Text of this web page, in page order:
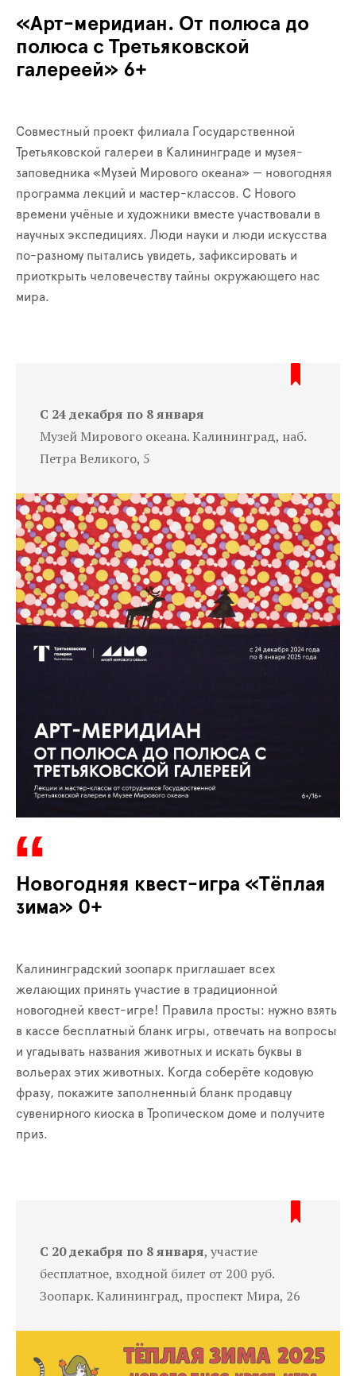
«Арт-меридиан. От полюса до
полюса с Третьяковской
галереей» 6+
Совместный проект филиала Государственной
Третьяковской галереи в Калининграде и музея-
заповедника «Музей Мирового океана» — новогодняя
программа лекций и мастер-классов. С Нового
времени учёные и художники вместе участвовали в
научных экспедициях. Люди науки и люди искусства
по-разному пытались увидеть, зафиксировать и
приоткрыть человечеству тайны окружающего нас
мира.
C 24 декабря по 8 января
Музей Мирового океана. Калининград, наб.
Петра Великого, 5
Новогодняя квест-игра «Тёплая
зима» 0+
Калининградский зоопарк приглашает всех
желающих принять участие в традиционной
новогодней квест-игре! Правила просты: нужно взять
в кассе бесплатный бланк игры, отвечать на вопросы
и угадывать названия животных и искать буквы в
вольерах этих животных. Когда соберёте кодовую
фразу, покажите заполненный бланк продавцу
сувенирного киоска в Тропическом доме и получите
приз.
С 20 декабря по 8 января, участие
бесплатное, входной билет от 200 руб.
Зоопарк. Калининград, проспект Мира, 26